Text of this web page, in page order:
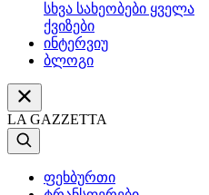
სხვა სახეობები ყველა
ქვიზები
ინტერვიუ
ბლოგი
LA GAZZETTA
ფეხბურთი